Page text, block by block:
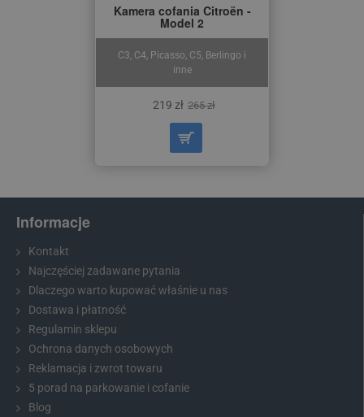
C3, C4, Picasso, C5, Berlingo i
inne
Kamera cofania Citroën -
Model 2
219 zł 265 zł
Informacje
Kontakt
Najczęściej zadawane pytania
Dlaczego warto kupować właśnie u nas
Dostawa i płatność
Regulamin sklepu
Ochrona danych osobowych
Reklamacja i zwrot towaru
5 porad na parkowanie i cofanie
Blog